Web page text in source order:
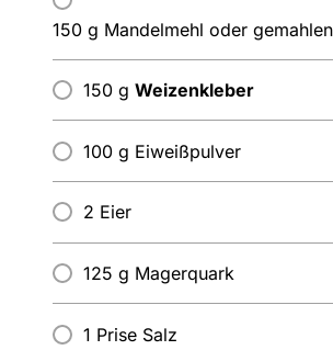
150 g Mandelmehl oder
150 g Weizenkleber
100 g Eiweißpulver
2 Eier
125 g Magerquark
1 Prise Salz